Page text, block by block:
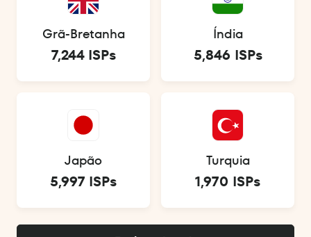
Grã-Bretanha
7,244 ISPs
Índia
5,846 ISPs
Japão
5,997 ISPs
Turquia
1,970 ISPs